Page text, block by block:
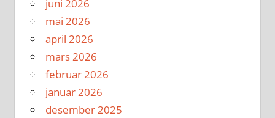
juni 2026
mai 2026
april 2026
mars 2026
februar 2026
januar 2026
desember 2025